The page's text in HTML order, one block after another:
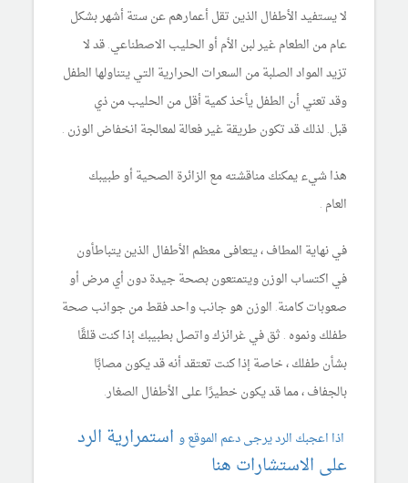
لا يستفيد الأطفال الذين تقل أعمارهم عن ستة أشهر بشكل
عام من الطعام غير لبن الأم أو الحليب الاصطناعي. قد لا
تزيد المواد الصلبة من السعرات الحرارية التي يتناولها الطفل
وقد تعني أن الطفل يأخذ كمية أقل من الحليب من ذي
قبل. لذلك قد تكون طريقة غير فعالة لمعالجة انخفاض الوزن .
هذا شيء يمكنك مناقشته مع الزائرة الصحية أو طبيبك
العام .
في نهاية المطاف ، يتعافى معظم الأطفال الذين يتباطأون
في اكتساب الوزن ويتمتعون بصحة جيدة دون أي مرض أو
صعوبات كامنة. الوزن هو جانب واحد فقط من جوانب صحة
طفلك ونموه . ثق في غرائزك واتصل بطبيبك إذا كنت قلقًا
بشأن طفلك ، خاصة إذا كنت تعتقد أنه قد يكون مصابًا
بالجفاف ، مما قد يكون خطيرًا على الأطفال الصغار.
اذا اعجبك الرد يرجى دعم الموقع و استمرارية الرد
على الاستشارات هنا